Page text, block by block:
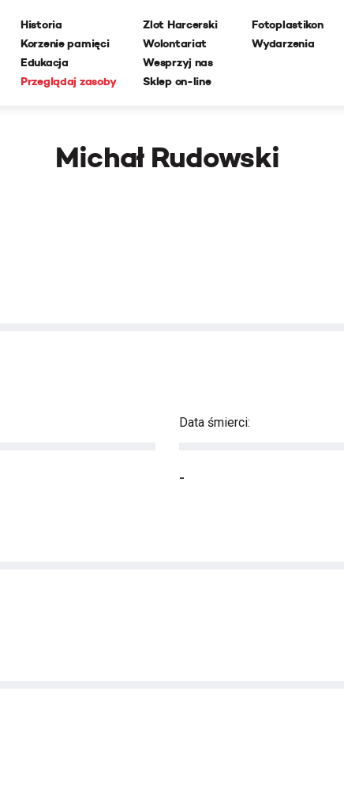
Historia
Korzenie pamięci
Edukacja
Przeglądaj zasoby
Zlot Harcerski
Wolontariat
Wesprzyj nas
Sklep on-line
Fotoplastikon
Wydarzenia
Michał Rudowski
Data śmierci:
-